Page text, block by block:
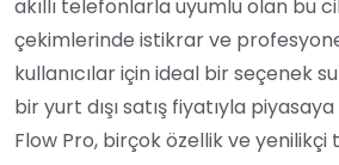
akıllı telefonlarla uyumlu olan bu
çekimlerinde istikrar ve
kullanıcılar için ideal bir seçenek
bir yurt dışı satış fiyatıyla
Flow Pro, birçok özellik ve